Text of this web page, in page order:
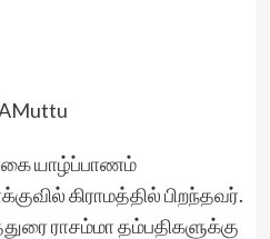
யாழ்ப்பாணம்
கிராமத்தில் பிறந்தவர்.
ராசம்மா தம்பதிகளுக்கு